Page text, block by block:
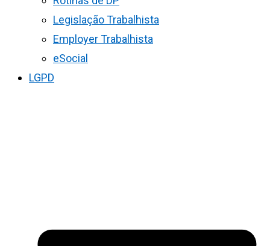
Legislação Trabalhista
Employer Trabalhista
eSocial
LGPD